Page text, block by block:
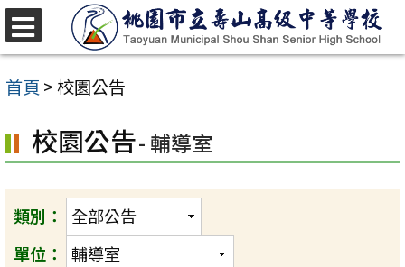
跳
至
主
內
容
首頁 >校園公告
校園公告- 輔導室
類別：
單位：
選
單